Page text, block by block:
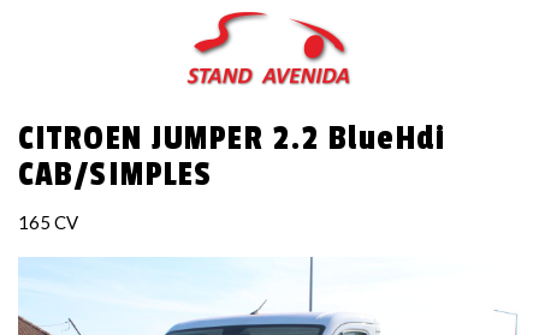
Passar
para
o
principal
CITROEN JUMPER 2.2 BlueHdi
CAB/SIMPLES
165 CV